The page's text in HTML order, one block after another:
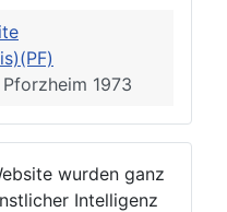
1973
wurden ganz
Intelligenz